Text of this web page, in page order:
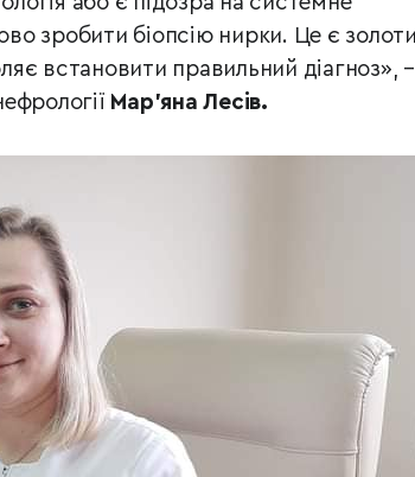
зробити біопсію нирки. Це є
встановити правильний діагноз», –
Мар’яна Лесів.